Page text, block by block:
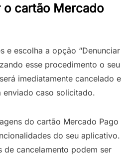
o cartão Mercado
e escolha a opção “Denunciar
esse procedimento o seu
imediatamente cancelado e
enviado caso solicitado.
do cartão Mercado Pago
do seu aplicativo.
de cancelamento podem ser